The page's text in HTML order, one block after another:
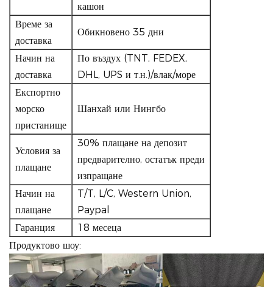
кашон
Време за
доставка
Обикновено 35 дни
Начин на
доставка
По въздух (TNT, FEDEX,
DHL, UPS и т.н.)/влак/море
Експортно
морско
пристанище
Шанхай или Нингбо
Условия за
плащане
30% плащане на депозит
предварително, остатък преди
изпращане
Начин на
плащане
T/T, L/C, Western Union,
Paypal
Гаранция
18 месеца
Продуктово шоу: